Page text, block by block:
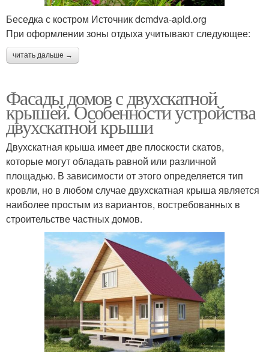
Беседка с костром Источник dcmdva-apld.org
При оформлении зоны отдыха учитывают следующее:
читать дальше →
Фасады домов с двухскатной
крышей. Особенности устройства
двухскатной крыши
Двухскатная крыша имеет две плоскости скатов,
которые могут обладать равной или различной
площадью. В зависимости от этого определяется тип
кровли, но в любом случае двухскатная крыша является
наиболее простым из вариантов, востребованных в
строительстве частных домов.